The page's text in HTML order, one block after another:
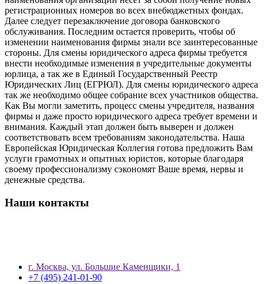
регистрационных номеров во всех внебюджетных фондах.
Далее следует перезаключение договора банковского
обслуживания. Последним остается проверить, чтобы об
изменении наименования фирмы знали все заинтересованные
стороны. Для смены юридического адреса фирмы требуется
внести необходимые изменения в учредительные документы
юрлица, а так же в Единый Государственный Реестр
Юридических Лиц (ЕГРЮЛ). Для смены юридического адреса
так же необходимо общее собрание всех участников общества.
Как Вы могли заметить, процесс смены учредителя, названия
фирмы и даже просто юридического адреса требует времени и
внимания. Каждый этап должен быть выверен и должен
соответствовать всем требованиям законодательства. Наша
Европейская Юридическая Коллегия готова предложить Вам
услуги грамотных и опытных юристов, которые благодаря
своему профессионализму сэкономят Ваше время, нервы и
денежные средства.
Наши контакты
г. Москва, ул. Большие Каменщики, 1
+7 (495) 241-01-90